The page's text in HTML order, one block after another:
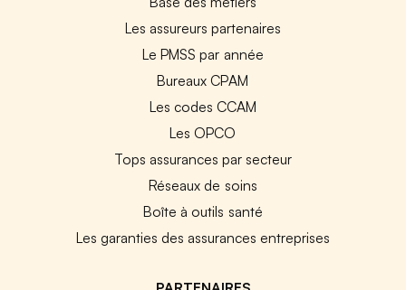
Les assureurs partenaires
Le PMSS par année
Bureaux CPAM
Les codes CCAM
Les OPCO
Tops assurances par secteur
Réseaux de soins
Boîte à outils santé
Les garanties des assurances entreprises